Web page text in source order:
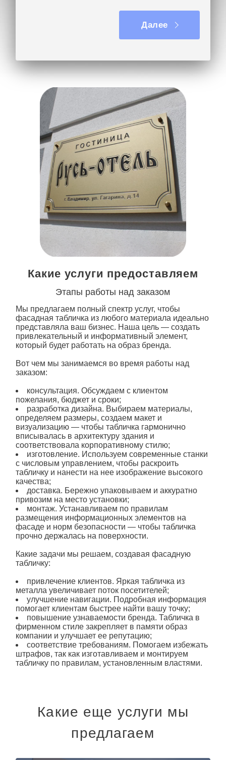
Далее
Какие услуги предоставляем
Этапы работы над заказом
Мы предлагаем полный спектр услуг, чтобы
фасадная табличка излюбого материала идеально
представляла ваш бизнес. Наша цель — создать
привлекательный и информативный элемент,
который будет работать на образ бренда.
Вот чем мы занимаемся во время работы над
заказом:
консультация. Обсуждаем с клиентом
пожелания, бюджет и сроки;
разработка дизайна. Выбираем материалы,
определяем размеры, создаем макет и
визуализацию — чтобы табличка гармонично
вписывалась в архитектуру здания и
соответствовала корпоративному стилю;
изготовление. Используем современные станки
с числовым управлением, чтобы раскроить
табличку и нанести на нее изображение высокого
качества;
доставка. Бережно упаковываем и аккуратно
привозим на место установки;
монтаж. Устанавливаем по правилам
размещения информационных элементов на
фасаде и норм безопасности — чтобы табличка
прочно держалась на поверхности.
Какие задачи мы решаем, создавая фасадную
табличку:
привлечение клиентов. Яркая табличка из
металла увеличивает поток посетителей;
улучшение навигации. Подробная информация
помогает клиентам быстрее найти вашу точку;
повышение узнаваемости бренда. Табличка в
фирменном стиле закрепляет в памяти образ
компании и улучшает ее репутацию;
соответствие требованиям. Помогаем избежать
штрафов, так как изготавливаем и монтируем
табличку по правилам, установленным властями.
Какие еще услуги мы
предлагаем